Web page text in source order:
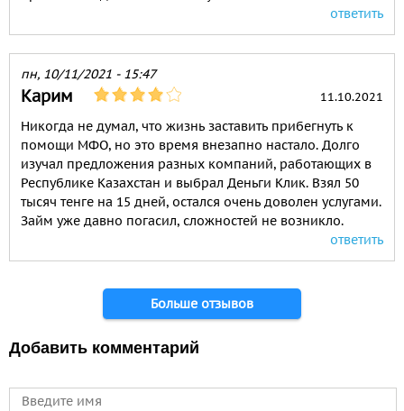
ответить
пн, 10/11/2021 - 15:47
Карим 11.10.2021
Никогда не думал, что жизнь заставить прибегнуть к
помощи МФО, но это время внезапно настало. Долго
изучал предложения разных компаний, работающих в
Республике Казахстан и выбрал Деньги Клик. Взял 50
тысяч тенге на 15 дней, остался очень доволен услугами.
Займ уже давно погасил, сложностей не возникло.
ответить
Больше отзывов
Добавить комментарий
Имя